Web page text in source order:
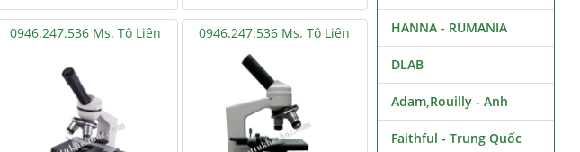
0946.247.536 Ms. Tô Liên 0946.247.536 Ms. Tô Liên HANNA - RUMANIA
DLAB
Adam,Rouilly - Anh
Faithful - Trung Quốc